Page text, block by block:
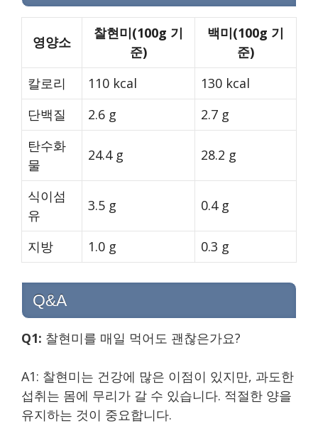
영양소
찰현미(100g 기
준)
백미(100g 기
준)
칼로리
110 kcal
130 kcal
단백질
2.6 g
2.7 g
탄수화
물
24.4 g 28.2 g
식이섬
유
3.5 g 0.4 g
지방 1.0 g 0.3 g
Q&A
Q1: 찰현미를 매일 먹어도 괜찮은가요?
A1: 찰현미는 건강에 많은 이점이 있지만, 과도한
섭취는 몸에 무리가 갈 수 있습니다. 적절한 양을
유지하는 것이 중요합니다.